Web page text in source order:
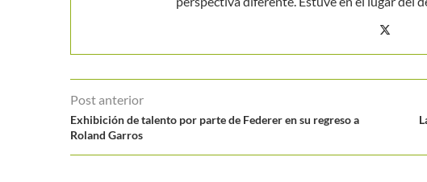
Post anterior
Exhibición de talento por parte de Federer en su regreso a
Roland Garros